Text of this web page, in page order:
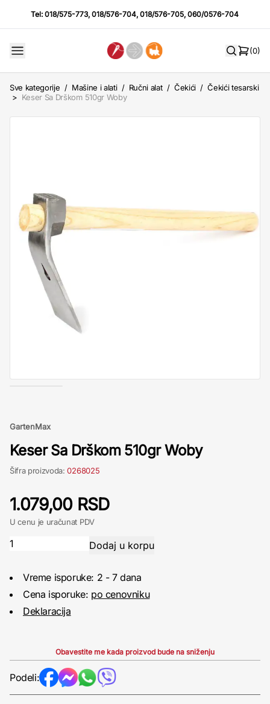
Tel:018/575-773,018/576-704,018/576-705,060/0576-704
(0)
Sve kategorije / Mašine i alati / Ručni alat / Čekići / Čekići tesarski
> Keser Sa Drškom 510gr Woby
GartenMax
Keser Sa Drškom 510gr Woby
Šifra proizvoda:0268025
1.079,00 RSD
U cenu je uračunat PDV
Vreme isporuke: 2 - 7 dana
Cena isporuke: po cenovniku
Deklaracija
Obavestite me kada proizvod bude na sniženju
Podeli: